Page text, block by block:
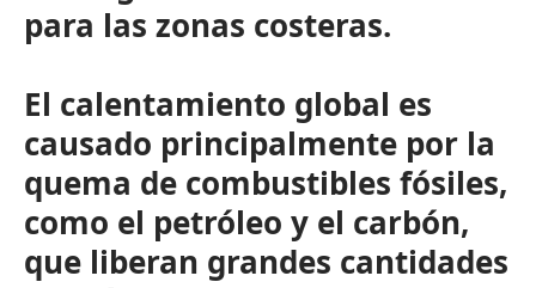
para las zonas costeras.
El calentamiento global es
causado principalmente por la
quema de combustibles fósiles,
como el petróleo y el carbón,
que liberan grandes cantidades